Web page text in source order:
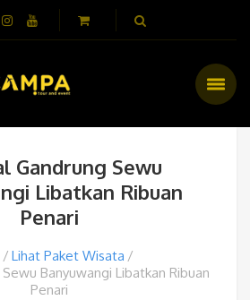
Gandrung Sewu
Libatkan Ribuan
Penari
Lihat Paket Wisata
Banyuwangi Libatkan Ribuan
Penari